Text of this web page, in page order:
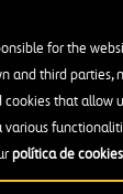
for the
and third parties,
that allow
política de cookies
memoria,